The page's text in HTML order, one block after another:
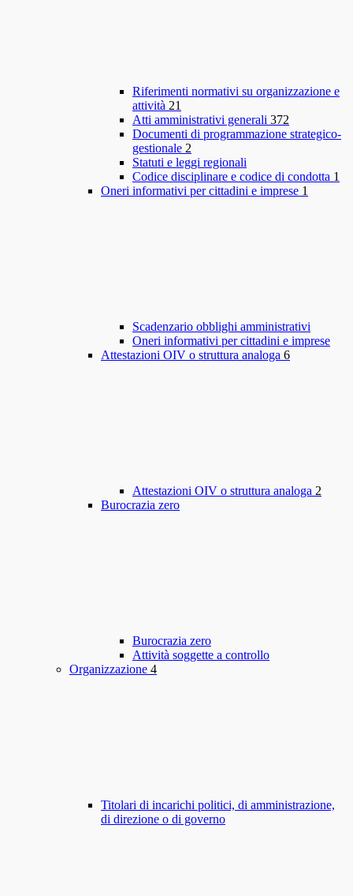
Riferimenti normativi su organizzazione e
attività 21
Atti amministrativi generali 372
Documenti di programmazione strategico-
gestionale 2
Statuti e leggi regionali
Codice disciplinare e codice di condotta 1
Oneri informativi per cittadini e imprese 1
Scadenzario obblighi amministrativi
Oneri informativi per cittadini e imprese
Attestazioni OIV o struttura analoga 6
Attestazioni OIV o struttura analoga 2
Burocrazia zero
Burocrazia zero
Attività soggette a controllo
Organizzazione 4
Titolari di incarichi politici, di amministrazione,
di direzione o di governo